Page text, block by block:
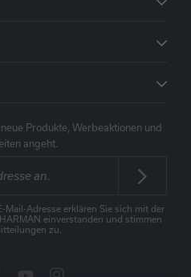
Produkte, Werbeaktionen und
angeht.
Mail-Adresse erklären Sie sich mit der
einverstanden und stimmen
zu.